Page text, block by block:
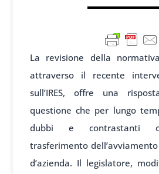
La revisione della
attraverso il recente
sull’IRES, offre una
questione che per lungo
dubbi e contrastanti
trasferimento
d’azienda. Il legislatore,